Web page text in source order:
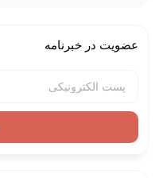
عضویت در خبرنامه